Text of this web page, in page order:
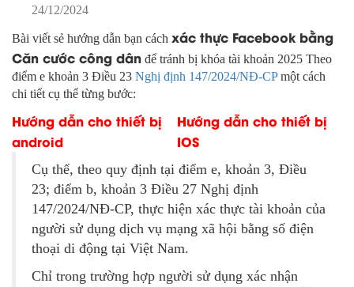
24/12/2024
Bài viết sẻ hướng dẫn bạn cách xác thực Facebook bằng
Căn cước công dân để tránh bị khóa tài khoản 2025 Theo
điểm e khoản 3 Điều 23 Nghị định 147/2024/NĐ-CPmột cách
chi tiết cụ thể từng bước:
Hướng dẫn cho thiết bị
android
Hướng dẫn cho thiết bị
IOS
Cụ thể, theo quy định tại điểm e, khoản 3, Điều
23; điểm b, khoản 3 Điều 27 Nghị định
147/2024/NĐ-CP, thực hiện xác thực tài khoản của
người sử dụng dịch vụ mạng xã hội bằng số điện
thoại di động tại Việt Nam.
Chỉ trong trường hợp người sử dụng xác nhận